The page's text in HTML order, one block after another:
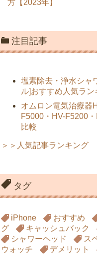
方【2023年】
注目記事
塩素除去・浄水シャ
ル]おすすめ人気ラン
オムロン電気治療器
F5000・HV-F5200
比較
＞＞人気記事ランキング
タグ
iPhone おすすめ
グ
キャッシュバック
シャワーヘッド
ス
ウォッチ
デメリット